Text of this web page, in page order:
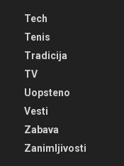
Tech
Tenis
Tradicija
TV
Uopsteno
Vesti
Zabava
Zanimljivosti